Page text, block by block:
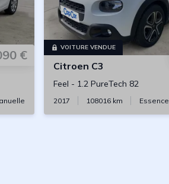
€
VOITURE VENDUE
Citroen C3
Feel - 1.2 PureTech 82
2017 108016 km Essence